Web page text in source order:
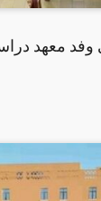
وفد معهد